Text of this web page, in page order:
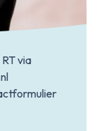
via